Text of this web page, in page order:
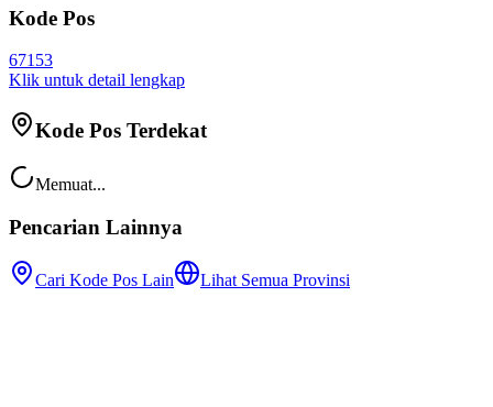
Kode Pos
67153
Klik untuk detail lengkap
Kode Pos Terdekat
Memuat...
Pencarian Lainnya
Cari Kode Pos Lain Lihat Semua Provinsi